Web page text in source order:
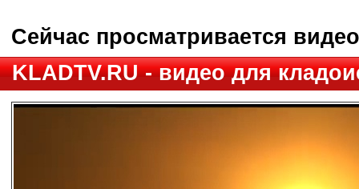
Сейчас просматривается
KLADTV.RU - видео для